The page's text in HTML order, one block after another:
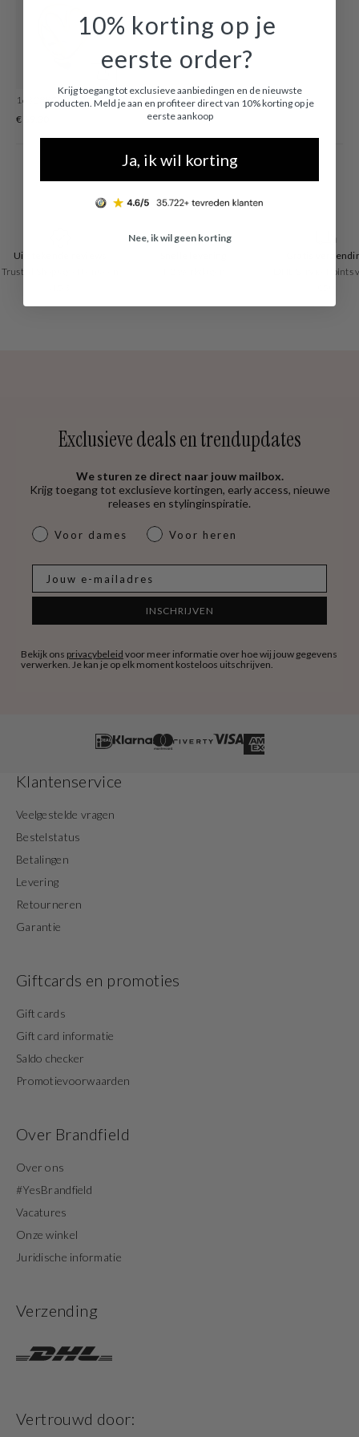
zijn ook verkrijgbaar in setjes.
163288C00-52
€ 69,30
Uitstekende reviews
Trusted Shops geeft ons een
Gratis
DHL ServicePoints
Exclusieve deals en trendupdates
We sturen ze direct naar jouw mailbox.
Krijg toegang tot exclusieve kortingen, early access, nieuwe
releases en stylinginspiratie.
dames & heren
Voor dames Voor heren
INSCHRIJVEN
Bekijk ons privacybeleid voor meer informatie over hoe wij jouw gegevens
verwerken. Je kan je op elk moment kosteloos uitschrijven.
Klantenservice
Veelgestelde vragen
Bestelstatus
Betalingen
Levering
Retourneren
Garantie
Giftcards en promoties
Gift cards
Gift card informatie
Saldo checker
Promotievoorwaarden
Over Brandfield
Over ons
#YesBrandfield
Vacatures
Onze winkel
Juridische informatie
Verzending
Vertrouwd door:
10% korting op je
eerste order?
Krijg toegang tot exclusieve aanbiedingen en de nieuwste
producten. Meld je aan en profiteer direct van 10% korting op je
eerste aankoop
Ja, ik wil korting
Nee, ik wil geen korting